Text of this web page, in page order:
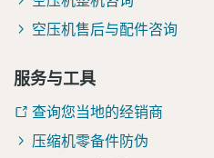
空压机售后与配件咨询
服务与工具
查询您当地的经销商
压缩机零备件防伪